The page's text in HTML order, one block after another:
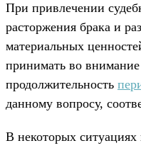
При привлечении
расторжения брака и
материальных
принимать во
продолжительность
данному вопросу,
В некоторых